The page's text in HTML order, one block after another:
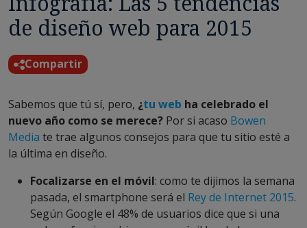
de diseño web para 2015
Compartir
Sabemos que tú sí, pero, ¿tu web ha celebrado el
nuevo año como se merece? Por si acaso Bowen
Media te trae algunos consejos para que tu sitio esté a
la última en diseño.
Focalizarse en el móvil: como te dijimos la semana
pasada, el smartphone será el Rey de Internet 2015.
Según Google el 48% de usuarios dice que si una